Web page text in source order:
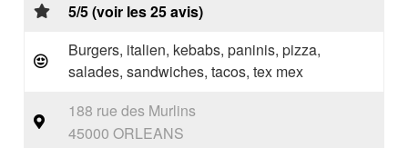
5/5 (voir les 25 avis)
Burgers, italien, kebabs, paninis, pizza,
salades, sandwiches, tacos, tex mex
188 rue des Murlins
45000 ORLEANS